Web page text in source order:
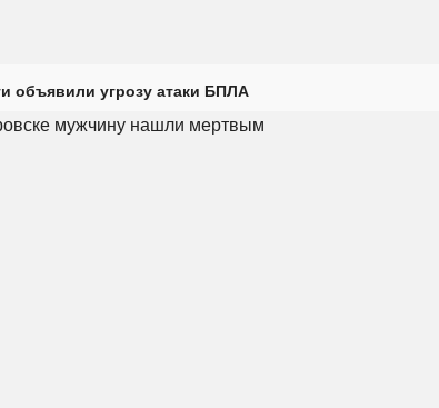
объявили угрозу атаки БПЛА